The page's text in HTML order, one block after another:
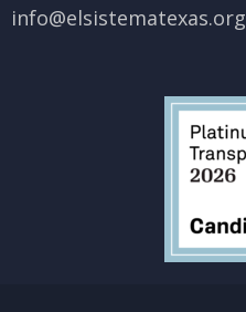
info@elsistematexas.org